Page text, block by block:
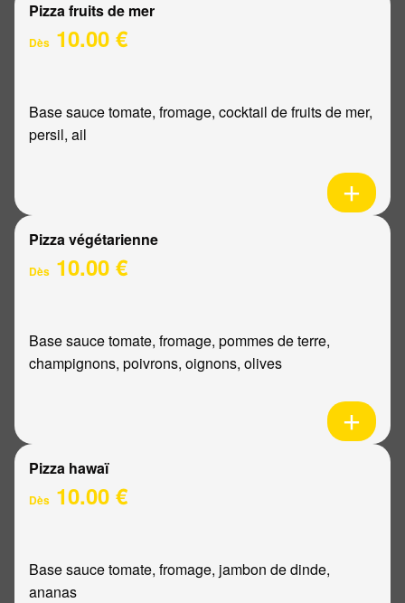
Pizza fruits de mer
Dès 10.00 €
Base sauce tomate, fromage, cocktail de fruits de mer,
persil, ail
Pizza végétarienne
Dès 10.00 €
Base sauce tomate, fromage, pommes de terre,
champignons, poivrons, oignons, olives
Pizza hawaï
Dès 10.00 €
Base sauce tomate, fromage, jambon de dinde,
ananas